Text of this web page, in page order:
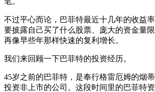
不过平心而论，巴菲特最近十几年的收益
要披露自己买了什么股票、庞大的资金量
再像早些年那样快速的复利增长。
我们来回顾一下巴菲特的投资经历。
45岁之前的巴菲特，是奉行格雷厄姆的烟
投资非上市的公司。这段时间里的巴菲特